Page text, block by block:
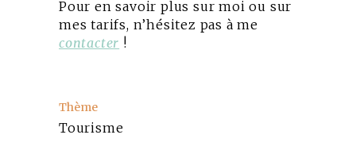
Pour en savoir plus sur moi ou sur
mes tarifs, n’hésitez pas à me
contacter !
Thème
Tourisme